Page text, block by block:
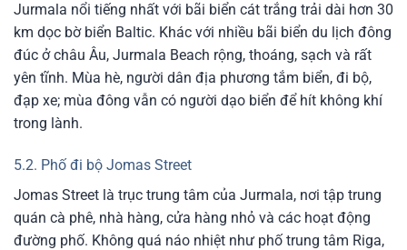
Jurmala nổi tiếng nhất với bãi biển cát trắng trải dài hơn 30
km dọc bờ biển Baltic. Khác với nhiều bãi biển du lịch đông
đúc ở châu Âu, Jurmala Beach rộng, thoáng, sạch và rất
yên tĩnh. Mùa hè, người dân địa phương tắm biển, đi bộ,
đạp xe; mùa đông vẫn có người dạo biển để hít không khí
trong lành.
5.2. Phố đi bộ Jomas Street
Jomas Street là trục trung tâm của Jurmala, nơi tập trung
quán cà phê, nhà hàng, cửa hàng nhỏ và các hoạt động
đường phố. Không quá náo nhiệt như phố trung tâm Riga,